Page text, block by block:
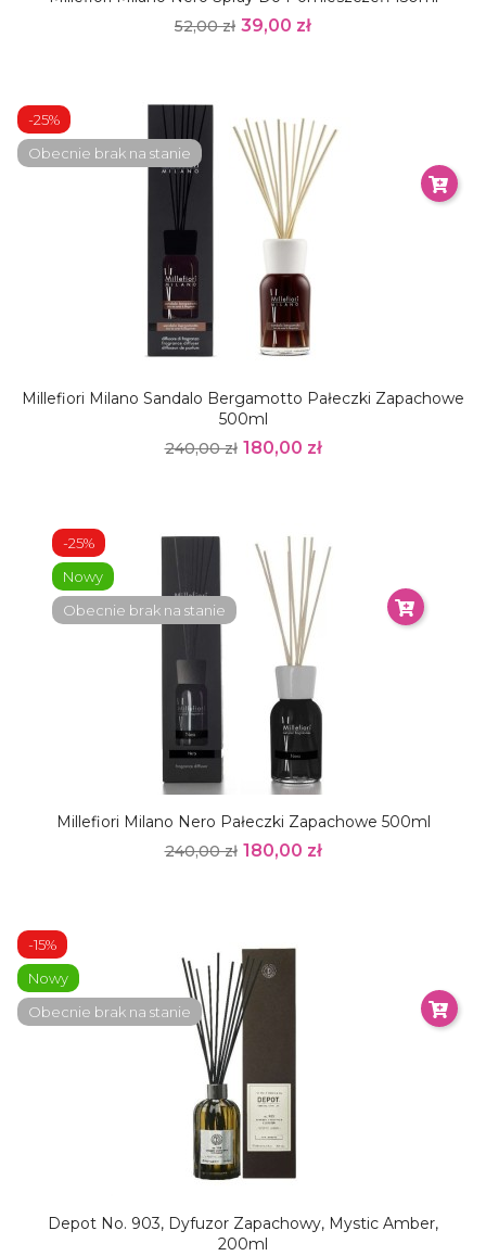
52,00 zł 39,00 zł
Millefiori Milano Sandalo Bergamotto Pałeczki Zapachowe
500ml
240,00 zł 180,00 zł
-25%
Obecnie brak na stanie
Millefiori Milano Nero Pałeczki Zapachowe 500ml
240,00 zł 180,00 zł
-25%
Nowy
Obecnie brak na stanie
Depot No. 903, Dyfuzor Zapachowy, Mystic Amber,
200ml
-15%
Nowy
Obecnie brak na stanie